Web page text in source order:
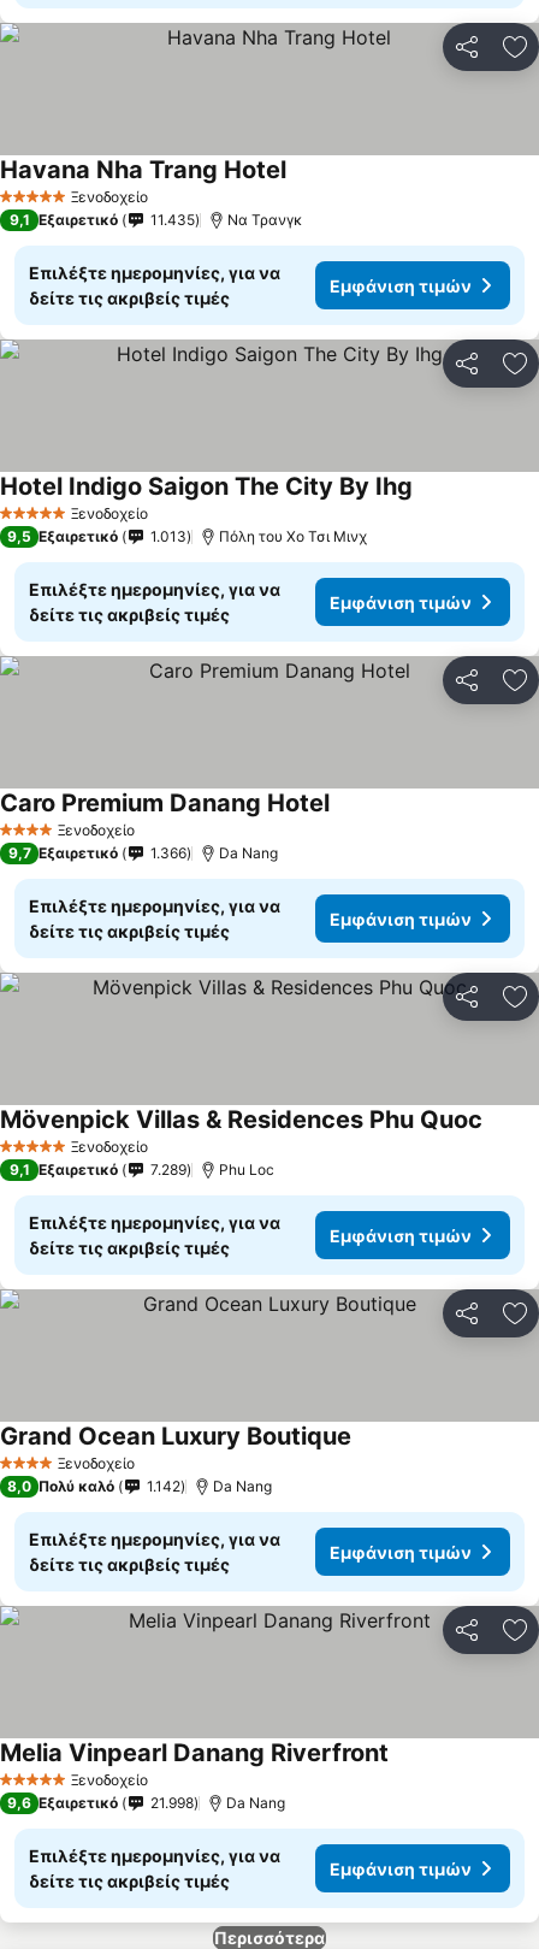
5 Αστέρια Ξενοδοχείο
Havana Nha Trang Hotel
9,1 Εξαιρετικό 11.435 Να Τρανγκ
Επιλέξτε ημερομηνίες, για να
δείτε τις ακριβείς τιμές
Εμφάνιση τιμών
5 Αστέρια Ξενοδοχείο
Hotel Indigo Saigon The City By Ihg
9,5 Εξαιρετικό 1.013 Πόλη του Χο Τσι Μινχ
Επιλέξτε ημερομηνίες, για να
δείτε τις ακριβείς τιμές
Εμφάνιση τιμών
4 ΑστέριαΞενοδοχείο
Caro Premium Danang Hotel
9,7 Εξαιρετικό 1.366 Da Nang
Επιλέξτε ημερομηνίες, για να
δείτε τις ακριβείς τιμές
Εμφάνιση τιμών
5 Αστέρια Ξενοδοχείο
Mövenpick Villas & Residences Phu Quoc
9,1 Εξαιρετικό 7.289 Phu Loc
Επιλέξτε ημερομηνίες, για να
δείτε τις ακριβείς τιμές
Εμφάνιση τιμών
4 ΑστέριαΞενοδοχείο
Grand Ocean Luxury Boutique
8,0 Πολύ καλό 1.142 Da Nang
Επιλέξτε ημερομηνίες, για να
δείτε τις ακριβείς τιμές
Εμφάνιση τιμών
5 Αστέρια Ξενοδοχείο
Melia Vinpearl Danang Riverfront
9,6 Εξαιρετικό 21.998 Da Nang
Επιλέξτε ημερομηνίες, για να
δείτε τις ακριβείς τιμές
Εμφάνιση τιμών
Περισσότερα